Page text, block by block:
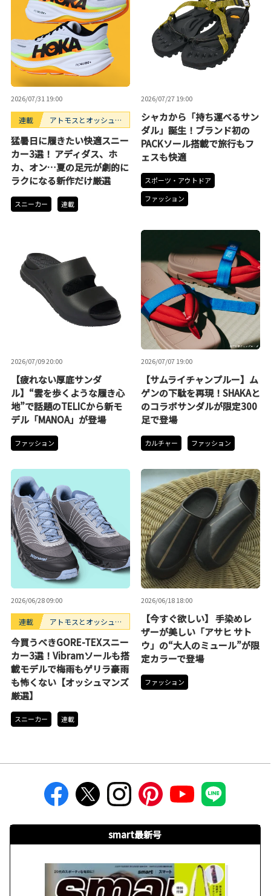
2026/07/31 19:00
連載
アトモスとオッシュマ
スニーカー3選。
猛暑日に履きたい快適スニー
カー3選！ アディダス、ホ
カ、オン…夏の足元が劇的に
ラクになる新作だけ厳選
スニーカー 連載
2026/07/27 19:00
シャカから「持ち運べるサン
ダル」誕生！ブランド初の
PACKソール搭載で旅行もフ
ェスも快適
スポーツ・アウトドア
ファッション
2026/07/09 20:00
【疲れない厚底サンダ
ル】“雲を歩くような履き心
地”で話題のTELICから新モ
デル「MANOA」が登場
ファッション
2026/07/07 19:00
【サムライチャンプルー】ム
ゲンの下駄を再現！SHAKAと
のコラボサンダルが限定300
足で登場
カルチャー ファッション
2026/06/28 09:00
連載
アトモスとオッシュマ
スニーカー3選。
今買うべきGORE-TEXスニー
カー3選！Vibramソールも搭
載モデルで梅雨もゲリラ豪雨
も怖くない【オッシュマンズ
厳選】
スニーカー 連載
2026/06/18 18:00
【今すぐ欲しい】 手染めレ
ザーが美しい「アサヒ サト
ウ」の“大人のミュール”が限
定カラーで登場
ファッション
smart最新号